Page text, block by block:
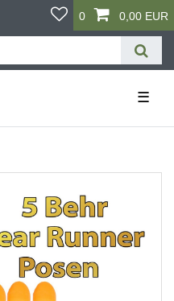
0 0,00 EUR
☰